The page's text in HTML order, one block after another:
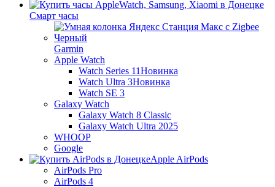
Смарт часы
Garmin
Apple Watch
Watch Series 11Новинка
Watch Ultra 3Новинка
Watch SE 3
Galaxy Watch
Galaxy Watch 8 Classic
Galaxy Watch Ultra 2025
WHOOP
Google
Apple AirPods
AirPods Pro
AirPods 4